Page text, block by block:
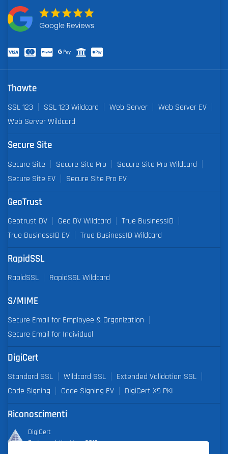
Thawte
SSL 123 SSL 123 Wildcard Web Server
Web Server EV
Web Server Wildcard
Secure Site
Secure Site Secure Site Pro
Secure Site Pro Wildcard
Secure Site EV
Secure Site Pro EV
GeoTrust
Geotrust DV Geo DV Wildcard
True BusinessID
True BusinessID EV
True BusinessID Wildcard
RapidSSL
RapidSSL RapidSSL Wildcard
S/MIME
Secure Email for Employee & Organization
Secure Email for Individual
DigiCert
Standard SSL Wildcard SSL
Extended Validation SSL
Code Signing
Code Signing EV DigiCert X9 PKI
Riconoscimenti
DigiCert
Partner of the Year 2019